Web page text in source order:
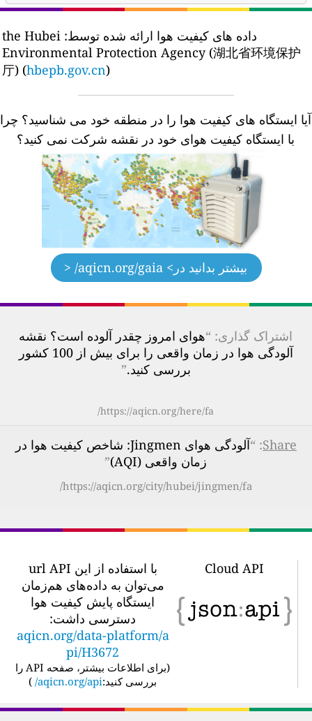
داده های کیفیت هوا ارائه شده توسط: the Hubei
Environmental Protection Agency (湖北省环境保护
厅) (hbepb.gov.cn)
ایستگاه های کیفیت هوا را در منطقه خود می شناسید؟ چرا
با ایستگاه کیفیت هوای خود در نقشه شرکت نمی کنید؟
بیشتر بدانید در> aqicn.org/gaia/ <
اشتراک گذاری: “هوای امروز چقدر آلوده است؟ نقشه
آلودگی هوا در زمان واقعی را برای بیش از 100 کشور
بررسی کنید.”
https://aqicn.org/here/fa/
Share
: “
آلودگی هوای Jingmen: شاخص کیفیت هوا در
زمان واقعی (AQI)
”
https://aqicn.org/city/hubei/jingmen/fa/
Cloud API
با استفاده از این url API
می‌توان به داده‌های هم‌زمان
ایستگاه پایش کیفیت هوا
دسترسی داشت:
aqicn.org/data-platform/a
pi/H3672
برای اطلاعات بیشتر، صفحه API را
بررسی کنید:aqicn.org/api/
)